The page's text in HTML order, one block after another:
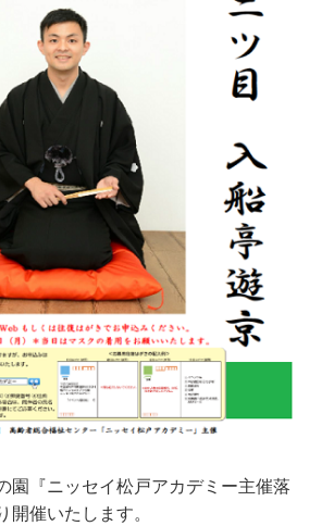
園『ニッセイ松戸アカデミー主催落
催いたします。